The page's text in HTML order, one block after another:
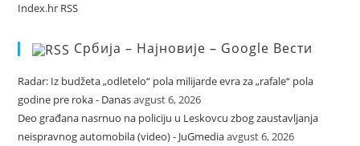
Index.hr RSS
Србија – Најновије – Google Вести
Radar: Iz budžeta „odletelo“ pola milijarde evra za „rafale“ pola
godine pre roka - Danasavgust 6, 2026
Deo građana nasrnuo na policiju u Leskovcu zbog zaustavljanja
neispravnog automobila (video) - JuGmediaavgust 6, 2026